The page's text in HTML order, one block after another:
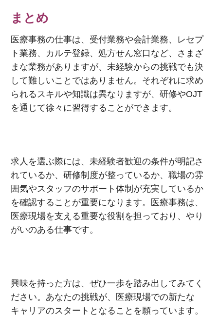
まとめ
医療事務の仕事は、受付業務や会計業務、レセプ
ト業務、カルテ登録、処方せん窓口など、さまざ
まな業務がありますが、未経験からの挑戦でも決
して難しいことではありません。それぞれに求め
られるスキルや知識は異なりますが、研修やOJT
を通じて徐々に習得することができます。
求人を選ぶ際には、未経験者歓迎の条件が明記さ
れているか、研修制度が整っているか、職場の雰
囲気やスタッフのサポート体制が充実しているか
を確認することが重要になります。医療事務は、
医療現場を支える重要な役割を担っており、やり
がいのある仕事です。
興味を持った方は、ぜひ一歩を踏み出してみてく
ださい。あなたの挑戦が、医療現場での新たな
キャリアのスタートとなることを願っています。
所在地のエリアを選択してください